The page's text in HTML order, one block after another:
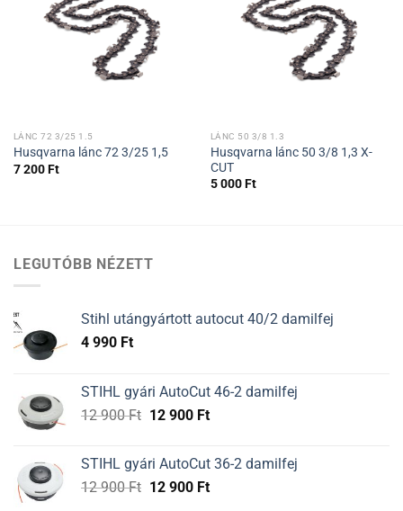
LÁNC 72 3/25 1.5
Husqvarna lánc 72 3/25 1,5
7 200Ft
LÁNC 50 3/8 1.3
Husqvarna lánc 50 3/8 1,3 X-
CUT
5 000Ft
LEGUTÓBB NÉZETT
Stihl utángyártott autocut 40/2 damilfej
4 990 Ft
STIHL gyári AutoCut 46-2 damilfej
12 900Ft Original
12
900 Ft.
12 900 FtCurrent
12
900 Ft.
STIHL gyári AutoCut 36-2 damilfej
12 900Ft Original
12 900 FtCurrent